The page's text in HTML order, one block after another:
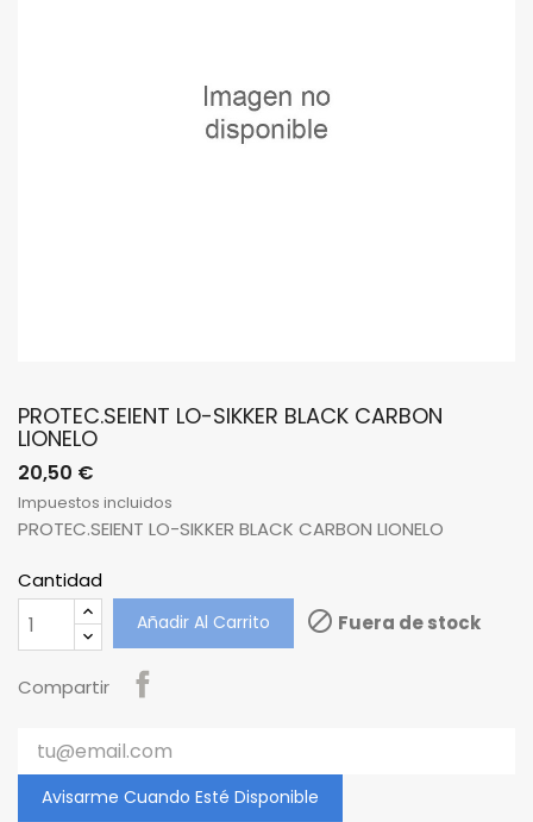
PROTEC.SEIENT LO-SIKKER BLACK CARBON
LIONELO
20,50 €
Impuestos incluidos
PROTEC.SEIENT LO-SIKKER BLACK CARBON LIONELO
Cantidad
Añadir Al Carrito  Fuera de stock
Compartir
Avisarme Cuando Esté Disponible